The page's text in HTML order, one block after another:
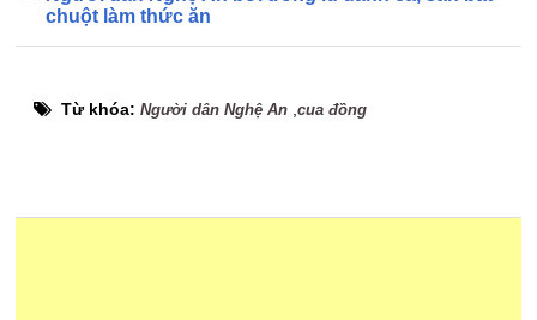
chuột làm thức ăn
Từ khóa:Người dân Nghệ An ,cua đồng